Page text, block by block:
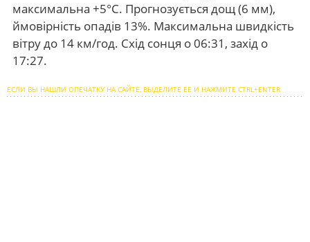
максимальна +5°С. Прогнозується дощ (6 мм),
ймовірність опадів 13%. Максимальна швидкість
вітру до 14 км/год. Схід сонця о 06:31, захід о
17:27.
ЕСЛИ ВЫ НАШЛИ ОПЕЧАТКУ НА САЙТЕ, ВЫДЕЛИТЕ ЕЕ И НАЖМИТЕ CTRL+ENTER